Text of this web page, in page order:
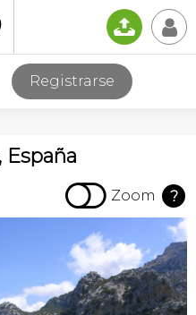
📤 👤
Registrarse
España
 Zoom ?